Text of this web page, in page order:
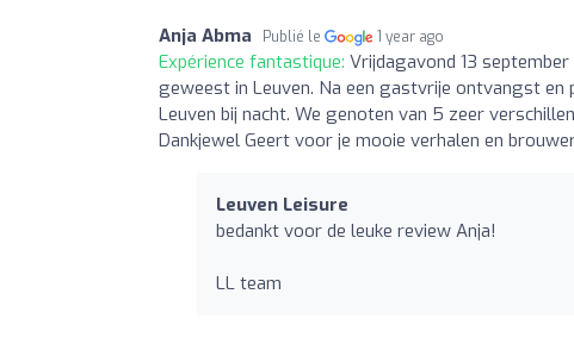
Anja Abma Publié le 1 year ago
Expérience fantastique: Vrijdagavond 13
geweest in Leuven. Na een gastvrije ontvangst
Leuven bij nacht. We genoten van 5 zeer
Dankjewel Geert voor je mooie verhalen en
Leuven Leisure
bedankt voor de leuke review Anja!
LL team